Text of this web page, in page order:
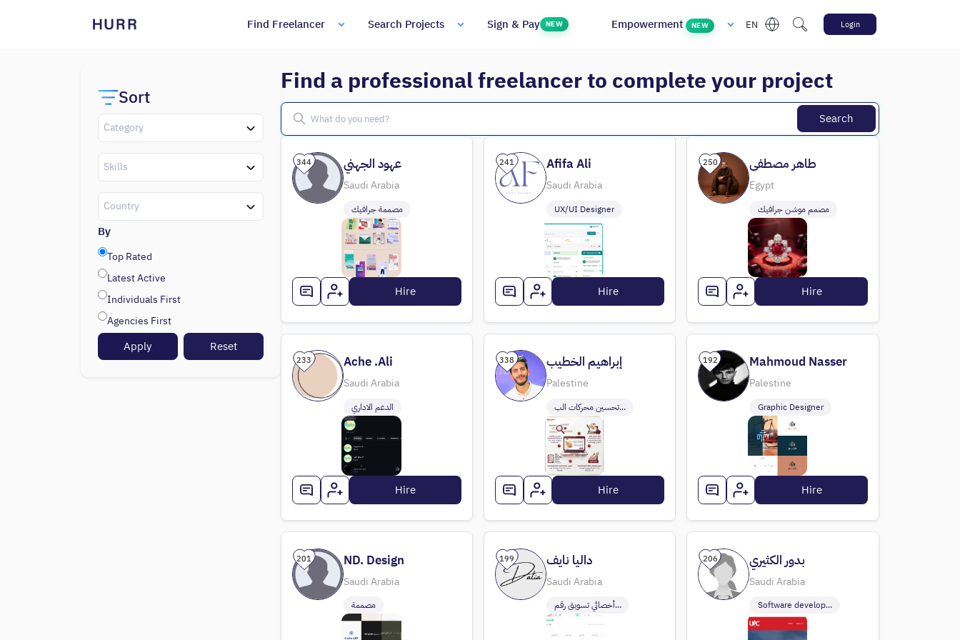
EN Login
Find Freelancer Search Projects Sign & Pay NEW Empowerment NEW
Sort
Category
Skills
Country
By
Top Rated
Latest Active
Individuals First
Agencies First
Apply Reset
Find a professional freelancer to complete your project
Search
344 عهود الجهني
Saudi Arabia
مصممة جرافيك
Hire
241 Afifa Ali
Saudi Arabia
UX/UI Designer
Hire
250 طاهر مصطفى
Egypt
مصمم موشن جرافيك
Hire
233 Ache .Ali
Saudi Arabia
الدعم الاداري
Hire
338 إبراهيم الخطيب
Palestine
تحسين محركات الب...
Hire
192 Mahmoud Nasser
Palestine
Graphic Designer
Hire
201 ND. Design
Saudi Arabia
مصممة
199 داليا نايف
Saudi Arabia
أخصائي تسويق رقم...
206 بدور الكثيري
Saudi Arabia
Software develop...